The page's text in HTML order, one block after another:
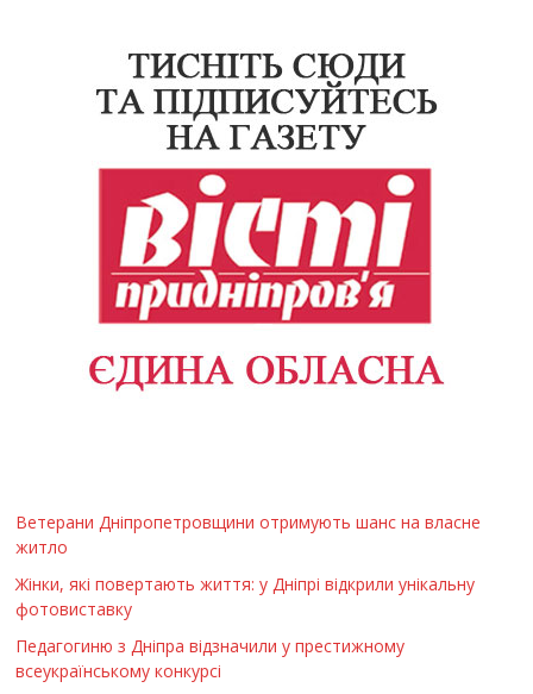
Ветерани Дніпропетровщини отримують шанс на власне
житло
Жінки, які повертають життя: у Дніпрі відкрили унікальну
фотовиставку
Педагогиню з Дніпра відзначили у престижному
всеукраїнському конкурсі